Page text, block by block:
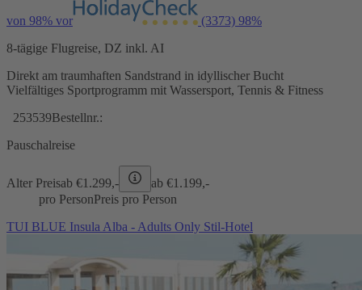
von 98% vor (3373) 98%
8-tägige Flugreise, DZ inkl. AI
Direkt am traumhaften Sandstrand in idyllischer Bucht
Vielfältiges Sportprogramm mit Wassersport, Tennis & Fitness
253539Bestellnr.:
Pauschalreise
Alter Preisab €1.299,- ab €1.199,-
pro PersonPreis pro Person
TUI BLUE Insula Alba - Adults Only Stil-Hotel